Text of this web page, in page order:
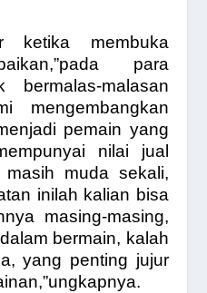
ketika membuka
para
malasan
mengembangkan
pemain yang
nilai jual
muda sekali,
inilah kalian bisa
masing-masing,
bermain, kalah
yang penting jujur